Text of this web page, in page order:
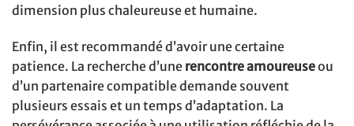
dimension plus chaleureuse et humaine.
Enfin, il est recommandé d’avoir une certaine
patience. La recherche d’une rencontre amoureuseou
d’un partenaire compatible demande souvent
plusieurs essais et un temps d’adaptation. La